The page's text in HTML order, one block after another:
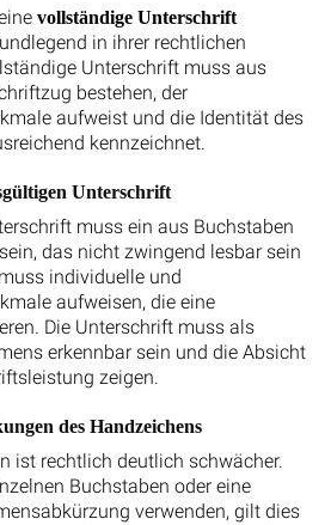
vollständige Unterschrift
in ihrer rechtlichen
Unterschrift muss aus
bestehen, der
aufweist und die Identität des
kennzeichnet.
Unterschrift
muss ein aus Buchstaben
das nicht zwingend lesbar sein
individuelle und
aufweisen, die eine
Die Unterschrift muss als
erkennbar sein und die Absicht
zeigen.
des Handzeichens
ist rechtlich deutlich schwächer.
Buchstaben oder eine
verwenden, gilt dies